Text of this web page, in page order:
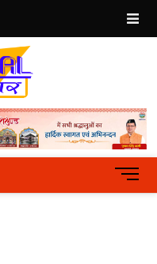
Hindi
News
PortalM
e